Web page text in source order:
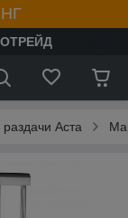
Аста